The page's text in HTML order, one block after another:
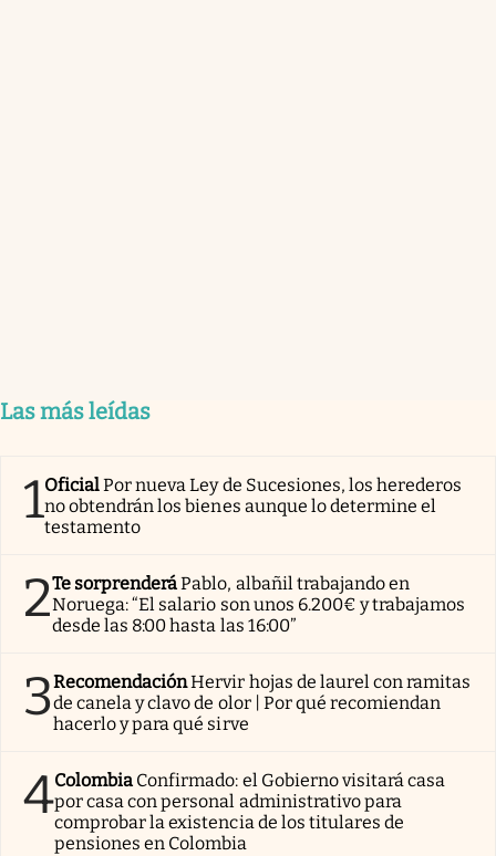
Las más leídas
1OficialPor nueva Ley de Sucesiones, los herederos
no obtendrán los bienes aunque lo determine el
testamento
2Te sorprenderáPablo, albañil trabajando en
Noruega: “El salario son unos 6.200€ y trabajamos
desde las 8:00 hasta las 16:00”
3RecomendaciónHervir hojas de laurel con ramitas
de canela y clavo de olor | Por qué recomiendan
hacerlo y para qué sirve
4Colombia Confirmado: el Gobierno visitará casa
por casa con personal administrativo para
comprobar la existencia de los titulares de
pensiones en Colombia